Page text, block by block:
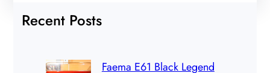
Recent Posts
Faema E61 Black Legend